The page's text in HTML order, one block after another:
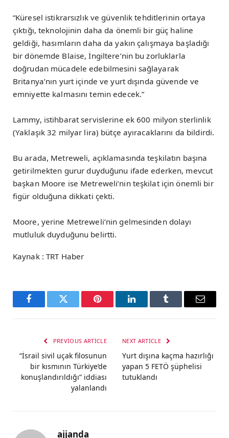
“Küresel istikrarsızlık ve güvenlik tehditlerinin ortaya
çıktığı, teknolojinin daha da önemli bir güç haline
geldiği, hasımların daha da yakın çalışmaya başladığı
bir dönemde Blaise, İngiltere’nin bu zorluklarla
doğrudan mücadele edebilmesini sağlayarak
Britanya’nın yurt içinde ve yurt dışında güvende ve
emniyette kalmasını temin edecek.”
Lammy, istihbarat servislerine ek 600 milyon sterlinlik
(Yaklaşık 32 milyar lira) bütçe ayıracaklarını da bildirdi.
Bu arada, Metreweli, açıklamasında teşkilatın başına
getirilmekten gurur duyduğunu ifade ederken, mevcut
başkan Moore ise Metreweli’nin teşkilat için önemli bir
figür olduğuna dikkati çekti.
Moore, yerine Metreweli’nin gelmesinden dolayı
mutluluk duyduğunu belirtti.
Kaynak : TRT Haber
FacebookTwitter Pinterest LinkedInTumblr Email
PREVIOUS ARTICLE
“İsrail sivil uçak filosunun
bir kısmının Türkiye’de
konuşlandırıldığı” iddiası
yalanlandı
NEXT ARTICLE
Yurt dışına kaçma hazırlığı
yapan 5 FETÖ şüphelisi
tutuklandı
ajjanda